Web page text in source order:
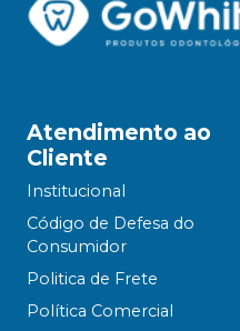
Atendimento ao
Cliente
Institucional
Código de Defesa do
Consumidor
Politica de Frete
Política Comercial